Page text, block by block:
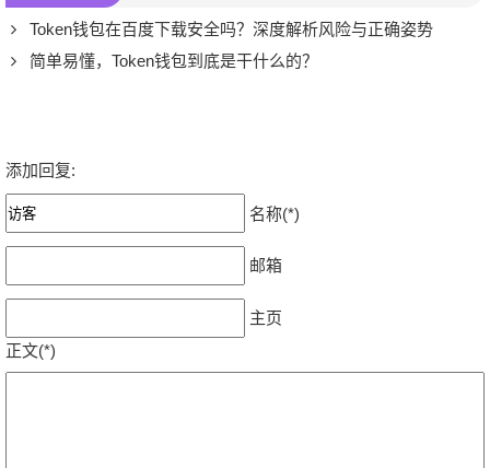
Token钱包在百度下载安全吗？深度解析风险与正确姿势
简单易懂，Token钱包到底是干什么的？
添加回复:
名称(*)
邮箱
主页
正文(*)